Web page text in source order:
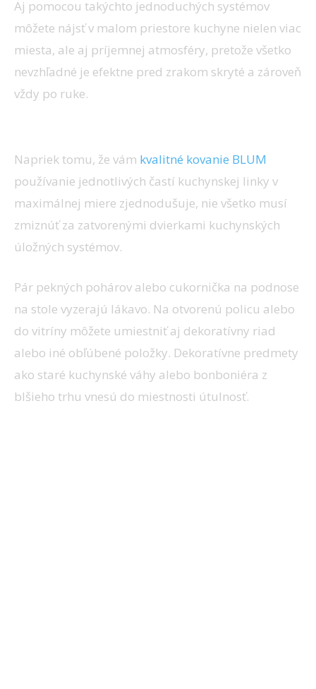
Aj pomocou takýchto jednoduchých systémov
môžete nájsť v malom priestore kuchyne nielen viac
miesta, ale aj príjemnej atmosféry, pretože všetko
nevzhľadné je efektne pred zrakom skryté a zároveň
vždy po ruke.
Napriek tomu, že vám kvalitné kovanie BLUM
používanie jednotlivých častí kuchynskej linky v
maximálnej miere zjednodušuje, nie všetko musí
zmiznúť za zatvorenými dvierkami kuchynských
úložných systémov.
Pár pekných pohárov alebo cukornička na podnose
na stole vyzerajú lákavo. Na otvorenú policu alebo
do vitríny môžete umiestniť aj dekoratívny riad
alebo iné obľúbené položky. Dekoratívne predmety
ako staré kuchynské váhy alebo bonboniéra z
blšieho trhu vnesú do miestnosti útulnosť.